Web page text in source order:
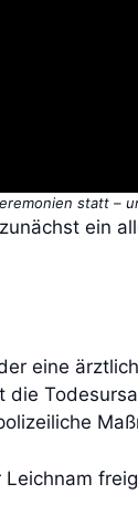
statt –
ein
eine